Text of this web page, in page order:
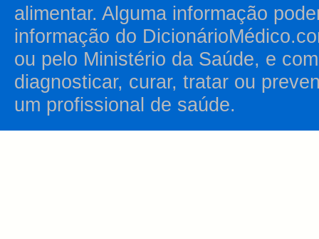
alimentar. Alguma informação
informação do
ou pelo Ministério da Saúde, e
diagnosticar, curar, tratar ou
um profissional de saúde.